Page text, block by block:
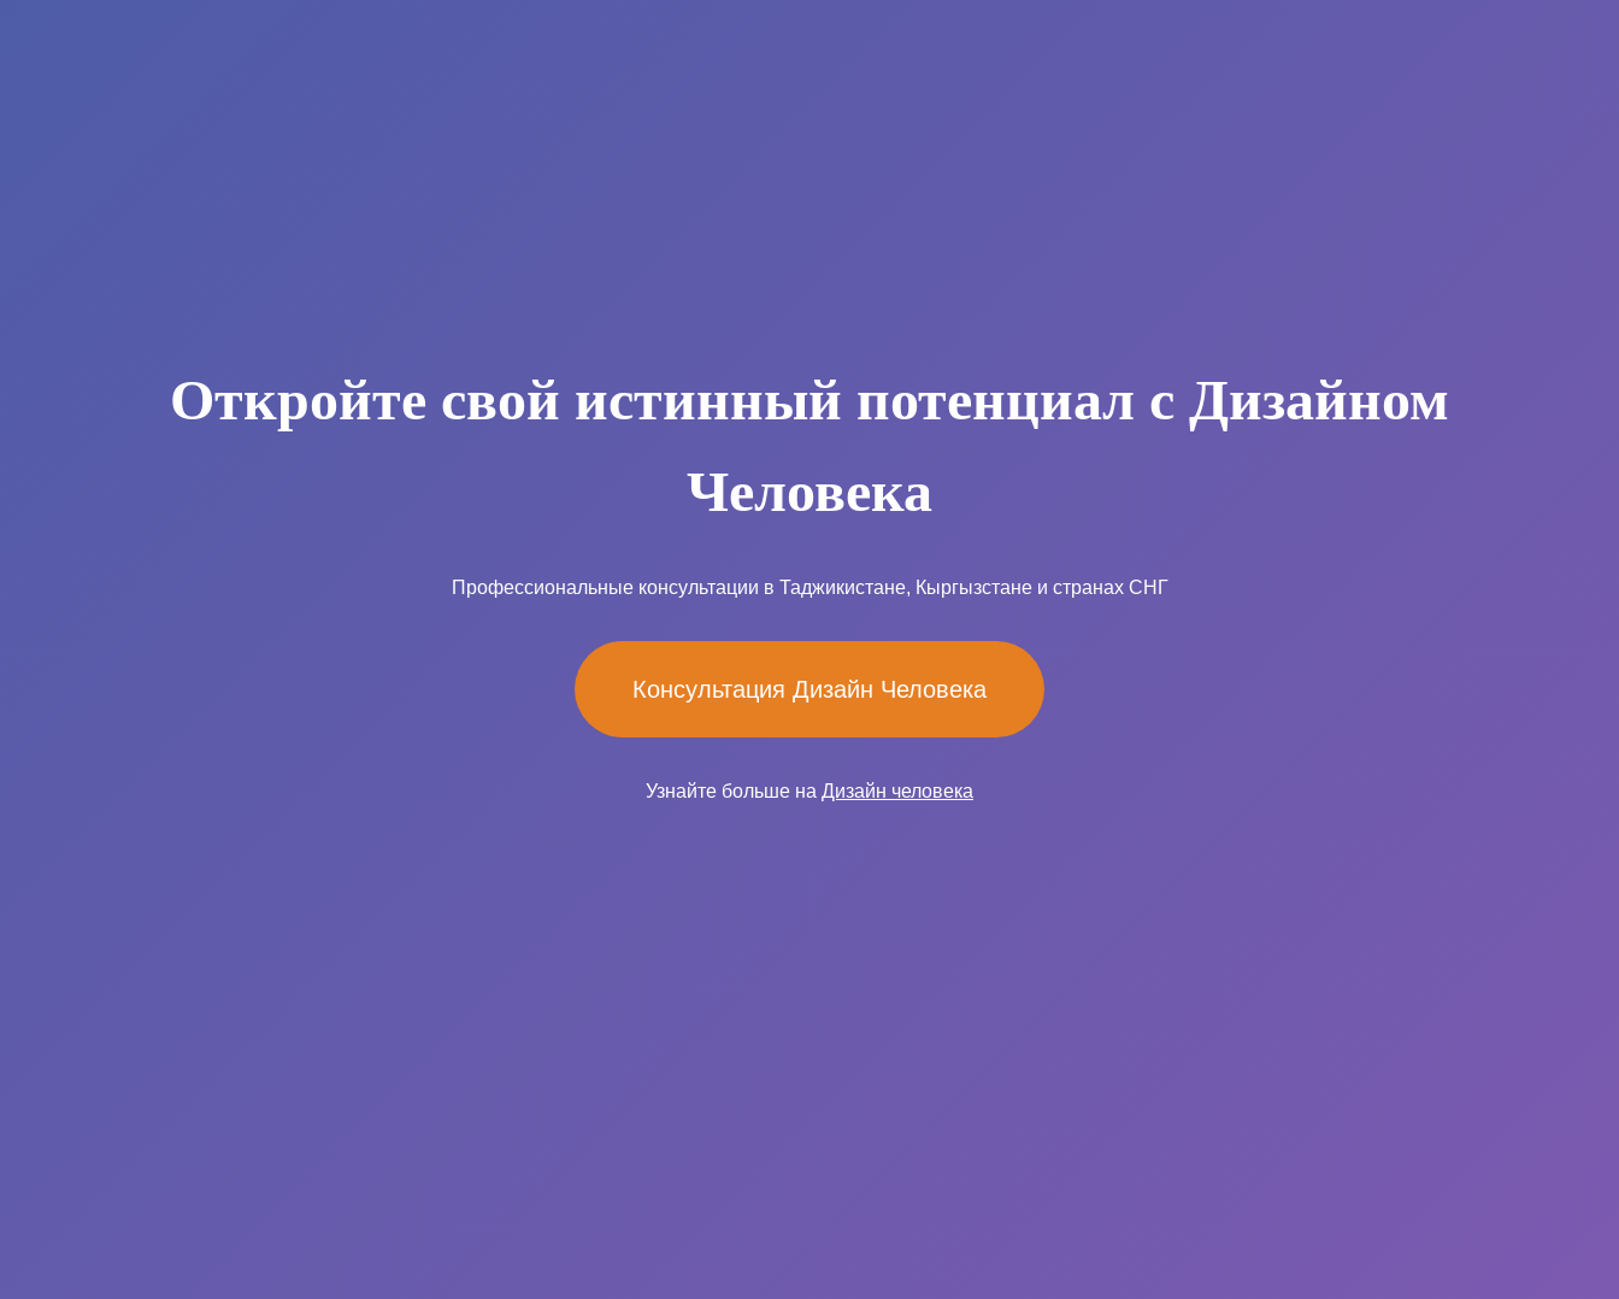
Откройте свой истинный потенциал с Дизайном
Человека
Профессиональные консультации в Таджикистане, Кыргызстане и странах СНГ
Консультация Дизайн Человека
Узнайте больше на Дизайн человека